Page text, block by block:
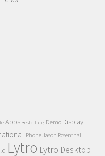
Apps Bestellung Demo Display
iPhone Jason Rosenthal
Lytro Lytro Desktop